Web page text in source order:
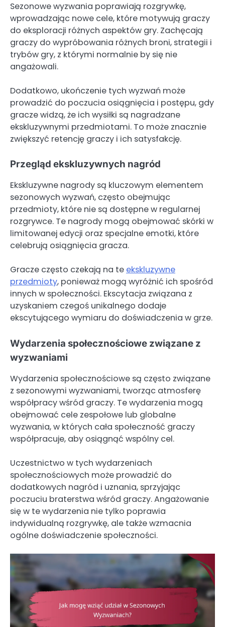
Sezonowe wyzwania poprawiają rozgrywkę,
wprowadzając nowe cele, które motywują graczy
do eksploracji różnych aspektów gry. Zachęcają
graczy do wypróbowania różnych broni, strategii i
trybów gry, z którymi normalnie by się nie
angażowali.
Dodatkowo, ukończenie tych wyzwań może
prowadzić do poczucia osiągnięcia i postępu, gdy
gracze widzą, że ich wysiłki są nagradzane
ekskluzywnymi przedmiotami. To może znacznie
zwiększyć retencję graczy i ich satysfakcję.
Przegląd ekskluzywnych nagród
Ekskluzywne nagrody są kluczowym elementem
sezonowych wyzwań, często obejmując
przedmioty, które nie są dostępne w regularnej
rozgrywce. Te nagrody mogą obejmować skórki w
limitowanej edycji oraz specjalne emotki, które
celebrują osiągnięcia gracza.
Gracze często czekają na te ekskluzywne
przedmioty, ponieważ mogą wyróżnić ich spośród
innych w społeczności. Ekscytacja związana z
uzyskaniem czegoś unikalnego dodaje
ekscytującego wymiaru do doświadczenia w grze.
Wydarzenia społecznościowe związane z
wyzwaniami
Wydarzenia społecznościowe są często związane
z sezonowymi wyzwaniami, tworząc atmosferę
współpracy wśród graczy. Te wydarzenia mogą
obejmować cele zespołowe lub globalne
wyzwania, w których cała społeczność graczy
współpracuje, aby osiągnąć wspólny cel.
Uczestnictwo w tych wydarzeniach
społecznościowych może prowadzić do
dodatkowych nagród i uznania, sprzyjając
poczuciu braterstwa wśród graczy. Angażowanie
się w te wydarzenia nie tylko poprawia
indywidualną rozgrywkę, ale także wzmacnia
ogólne doświadczenie społeczności.